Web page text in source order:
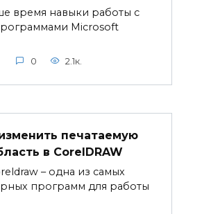
время навыки работы с
Microsoft
0 2.1к.
печатаемую
в CorelDRAW
– одна из самых
программ для работы